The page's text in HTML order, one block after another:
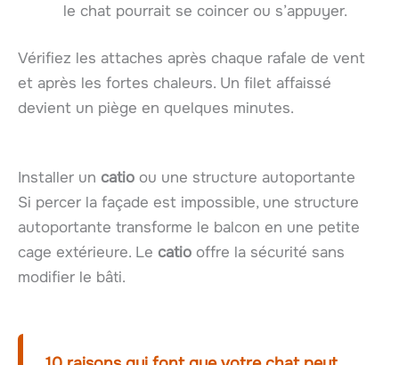
le chat pourrait se coincer ou s’appuyer.
Vérifiez les attaches après chaque rafale de vent
et après les fortes chaleurs. Un filet affaissé
devient un piège en quelques minutes.
Installer un catio ou une structure autoportante
Si percer la façade est impossible, une structure
autoportante transforme le balcon en une petite
cage extérieure. Le catio offre la sécurité sans
modifier le bâti.